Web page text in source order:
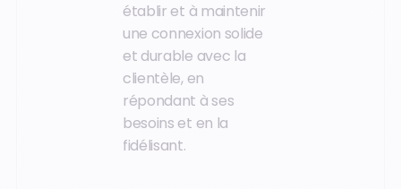
établir et à maintenir
une connexion solide
et durable avec la
clientèle, en
répondant à ses
besoins et en la
fidélisant.